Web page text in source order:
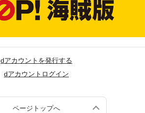
dアカウントを発行する
dアカウントログイン
ページトップへ